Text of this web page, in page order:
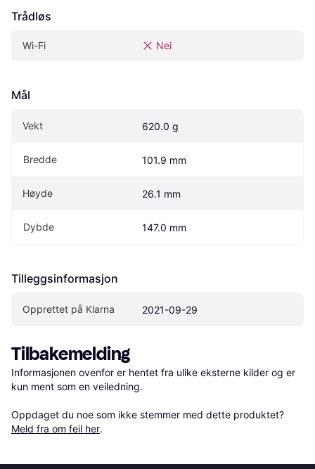
Trådløs
Wi-Fi Nei
Mål
Vekt 620.0 g
Bredde 101.9 mm
Høyde 26.1 mm
Dybde 147.0 mm
Tilleggsinformasjon
Opprettet på Klarna 2021-09-29
Tilbakemelding
Informasjonen ovenfor er hentet fra ulike eksterne kilder og er
kun ment som en veiledning.
Oppdaget du noe som ikke stemmer med dette produktet?
Meld fra om feil her.